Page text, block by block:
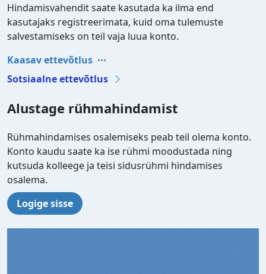
Hindamisvahendit saate kasutada ka ilma end
kasutajaks registreerimata, kuid oma tulemuste
salvestamiseks on teil vaja luua konto.
Kaasav ettevõtlus
Sotsiaalne ettevõtlus
Alustage rühmahindamist
Rühmahindamises osalemiseks peab teil olema konto.
Konto kaudu saate ka ise rühmi moodustada ning
kutsuda kolleege ja teisi sidusrühmi hindamises
osalema.
Logige sisse